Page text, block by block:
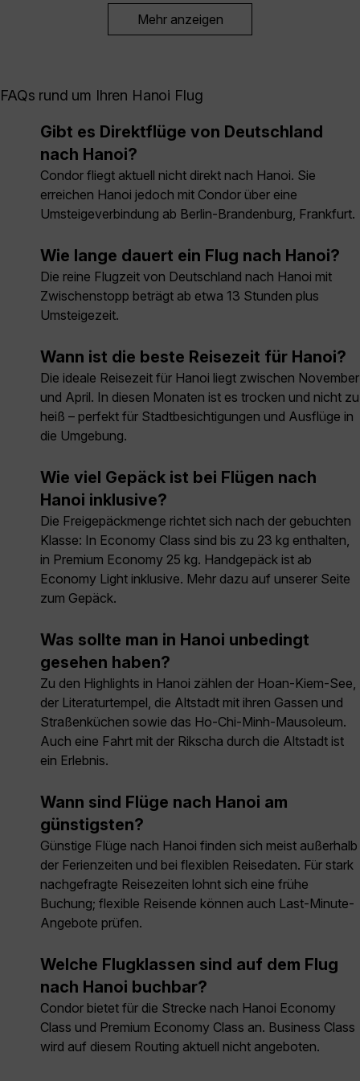
Mehr anzeigen
FAQs rund um Ihren Hanoi Flug
Gibt es Direktflüge von Deutschland
nach Hanoi?
Condor fliegt aktuell nicht direkt nach Hanoi. Sie
erreichen Hanoi jedoch mit Condor über eine
Umsteigeverbindung ab Berlin-Brandenburg, Frankfurt.
Wie lange dauert ein Flug nach Hanoi?
Die reine Flugzeit von Deutschland nach Hanoi mit
Zwischenstopp beträgt ab etwa 13 Stunden plus
Umsteigezeit.
Wann ist die beste Reisezeit für Hanoi?
Die ideale Reisezeit für Hanoi liegt zwischen November
und April. In diesen Monaten ist es trocken und nicht zu
heiß – perfekt für Stadtbesichtigungen und Ausflüge in
die Umgebung.
Wie viel Gepäck ist bei Flügen nach
Hanoi inklusive?
Die Freigepäckmenge richtet sich nach der gebuchten
Klasse: In Economy Class sind bis zu 23 kg enthalten,
in Premium Economy 25 kg. Handgepäck ist ab
Economy Light inklusive. Mehr dazu auf unserer Seite
zum Gepäck.
Was sollte man in Hanoi unbedingt
gesehen haben?
Zu den Highlights in Hanoi zählen der Hoan-Kiem-See,
der Literaturtempel, die Altstadt mit ihren Gassen und
Straßenküchen sowie das Ho-Chi-Minh-Mausoleum.
Auch eine Fahrt mit der Rikscha durch die Altstadt ist
ein Erlebnis.
Wann sind Flüge nach Hanoi am
günstigsten?
Günstige Flüge nach Hanoi finden sich meist außerhalb
der Ferienzeiten und bei flexiblen Reisedaten. Für stark
nachgefragte Reisezeiten lohnt sich eine frühe
Buchung; flexible Reisende können auch Last-Minute-
Angebote prüfen.
Welche Flugklassen sind auf dem Flug
nach Hanoi buchbar?
Condor bietet für die Strecke nach Hanoi Economy
Class und Premium Economy Class an. Business Class
wird auf diesem Routing aktuell nicht angeboten.